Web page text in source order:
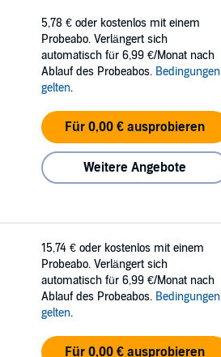
5,78 € oder kostenlos mit einem
Probeabo. Verlängert sich
automatisch für 6,99 €/Monat nach
Ablauf des Probeabos. Bedingungen
gelten.
Für 0,00 € ausprobieren
Weitere Angebote
15,74 € oder kostenlos mit einem
Probeabo. Verlängert sich
automatisch für 6,99 €/Monat nach
Ablauf des Probeabos. Bedingungen
gelten.
Für 0,00 € ausprobieren